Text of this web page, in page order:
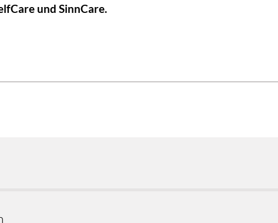
und SinnCare.